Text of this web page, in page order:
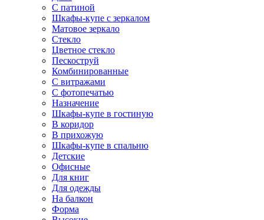
С патиной
Шкафы-купе с зеркалом
Матовое зеркало
Стекло
Цветное стекло
Пескоструй
Комбинированные
С витражами
С фотопечатью
Назначение
Шкафы-купе в гостиную
В коридор
В прихожую
Шкафы-купе в спальню
Детские
Офисные
Для книг
Для одежды
На балкон
Форма